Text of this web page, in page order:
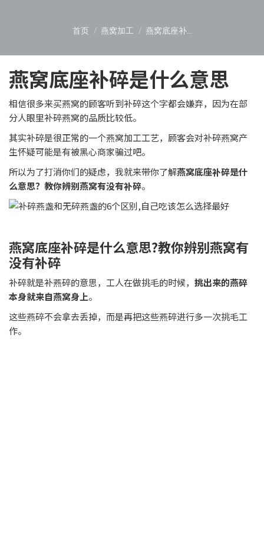
您在这里：
首页 燕窝加工 燕窝底座补…
燕窝底座补碎是什么意思
相信很多来买燕窝的顾客听到补碎这个字都会嫌弃，因为在部
分人眼里补碎燕窝的品质比较低。
其实补碎是很正常的一个燕窝加工工艺，顾客会对补碎燕窝产
生怀疑可能是有被黑心商家骗过吧。
所以为了打消你们的疑虑，我就来带你了解燕窝底座补碎是什
么意思？教你辨别燕窝有没有补碎。
燕窝底座补碎是什么意思?教你辨别燕窝有
没有补碎
补碎就是补燕碎的意思，工人在做挑毛的时候， 挑出来的燕碎
本身就来自燕窝身上。
这些燕碎不会拿去丢掉，而是再把这些燕碎进行多一次挑毛工
作。